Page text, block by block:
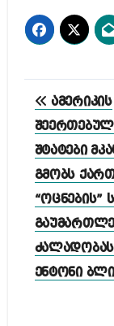
პოსტის
ამერიკის
შტატები
გმობს
“ოცნების”
ძალადობას
ენტონი